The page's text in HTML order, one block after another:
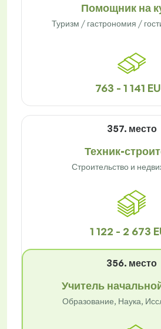
Помощник на
Туризм / гастрономия /
763 - 1 141
357. место
Техник-
Строительство и
1 122 - 2 673
356. место
Учитель
Образование, Наука,